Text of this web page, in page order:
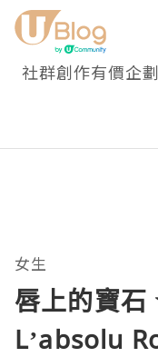
社群創作有價企劃
女生
唇上的寶
L’absolu